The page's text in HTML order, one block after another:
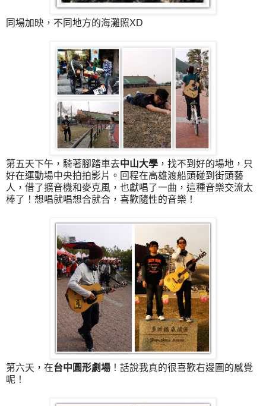
同場加映，不同地方的海灘照XD
第五天下午，騎著腳踏車去中山大學 ，找不到好的場地，只
好在運動場中央拍拍影片。回程在高雄渡船頭碰到街頭藝
人，借了擴音機和麥克風，也獻唱了一曲，這種音樂交流太
棒了！想唱就唱想合就合，喜歡隨性的音樂！
第六天，在台中圓形劇場 ！話說我真的很喜歡右邊圖的感覺
呢！